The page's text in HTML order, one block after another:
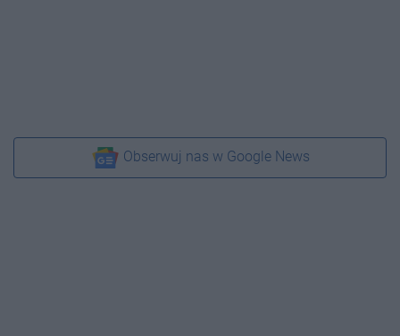
Obserwuj nas w Google News